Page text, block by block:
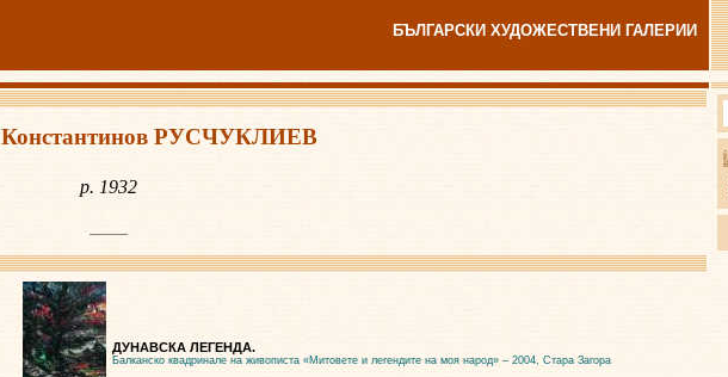
БЪЛГАРСКИ ХУДОЖЕСТВЕНИ ГАЛЕРИИ
РУСЧУКЛИЕВ
р. 1932
ДУНАВСКА ЛЕГЕНДА.
Балканско квадринале на живописта «Митовете и легендите на моя народ» – 2004, Стара Загора